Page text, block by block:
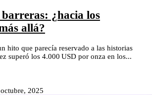
¿hacia los
allá?
hito que parecía reservado a las historias
superó los 4.000 USD por onza en los...
2025